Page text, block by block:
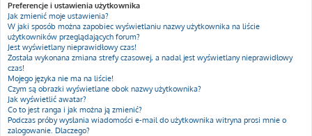
Preferencje i ustawienia użytkownika
Jak zmienić moje ustawienia?
W jaki sposób można zapobiec wyświetlaniu nazwy użytkownika na liście
użytkowników przeglądających forum?
Jest wyświetlany nieprawidłowy czas!
Została wykonana zmiana strefy czasowej, a nadal jest wyświetlany nieprawidłowy
czas!
Mojego języka nie ma na liście!
Czym są obrazki wyświetlane obok nazwy użytkownika?
Jak wyświetlić awatar?
Co to jest ranga i jak można ją zmienić?
Podczas próby wysłania wiadomości e-mail do użytkownika witryna prosi mnie o
zalogowanie. Dlaczego?